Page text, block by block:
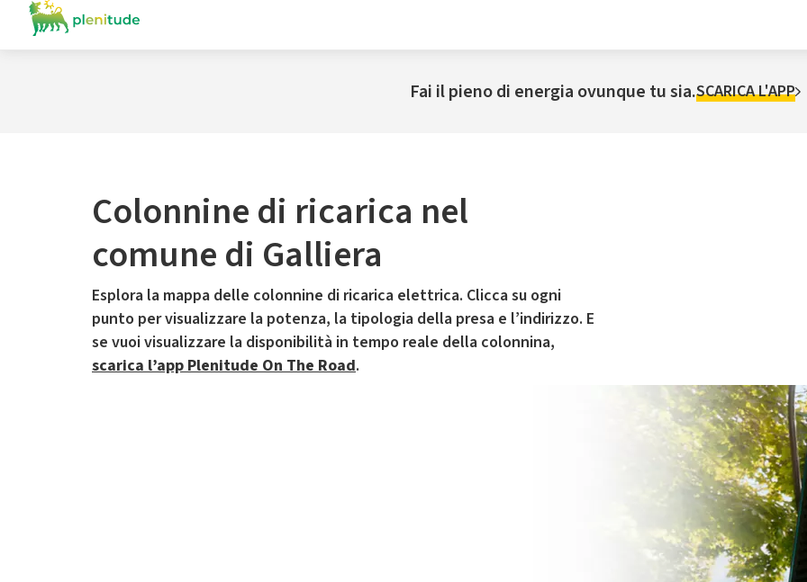
Fai il pieno di energia ovunque tu sia.SCARICA L'APP
Colonnine di ricarica nel
comune di Galliera
Esplora la mappa delle colonnine di ricarica elettrica. Clicca su ogni
punto per visualizzare la potenza, la tipologia della presa e l’indirizzo. E
se vuoi visualizzare la disponibilità in tempo reale della colonnina,
scarica l’app Plenitude On The Road.
Il servizio di mobilità elettrica è gestito da Plenitude On The Road